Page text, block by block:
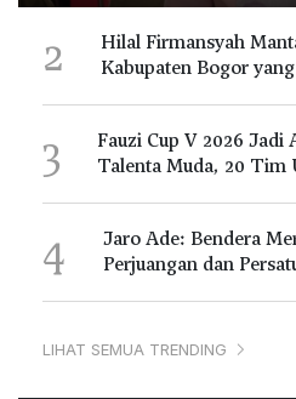
2
Hilal Firmansyah
Kabupaten Bogor
3
Fauzi Cup V 2026 Jadi
Talenta Muda, 20 Tim
4
Jaro Ade: Bendera
Perjuangan dan
LIHAT SEMUA TRENDING